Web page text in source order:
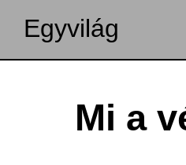
Egyvilág
Mi a